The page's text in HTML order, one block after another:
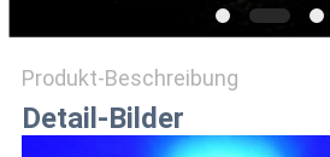
Produkt-Beschreibung
Detail-Bilder